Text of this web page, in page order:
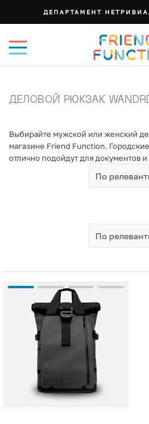
ДЕПАРТАМЕНТ
ДЕЛОВОЙ РЮКЗАК
Выбирайте мужской или женский
магазине Friend Function.
отлично подойдут для документов